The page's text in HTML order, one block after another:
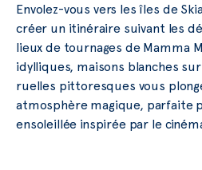
Envolez-vous vers les îles de
créer un itinéraire suivant les
lieux de tournages de Mamma
idylliques, maisons blanches
ruelles pittoresques vous
atmosphère magique, parfaite
ensoleillée inspirée par le